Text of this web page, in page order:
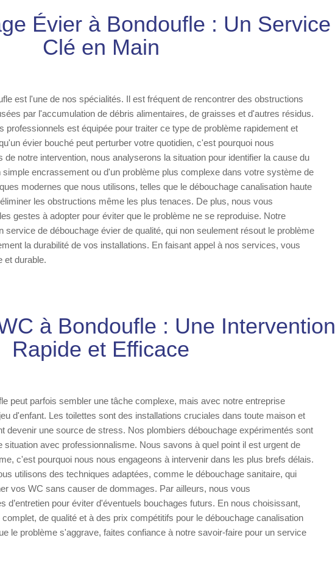
Évier à Bondoufle : Un Service
Clé en Main
est l'une de nos spécialités. Il est fréquent de rencontrer des obstructions
par l'accumulation de débris alimentaires, de graisses et d'autres résidus.
professionnels est équipée pour traiter ce type de problème rapidement et
évier bouché peut perturber votre quotidien, c'est pourquoi nous
de notre intervention, nous analyserons la situation pour identifier la cause du
encrassement ou d'un problème plus complexe dans votre système de
modernes que nous utilisons, telles que le débouchage canalisation haute
les obstructions même les plus tenaces. De plus, nous vous
gestes à adopter pour éviter que le problème ne se reproduise. Notre
service de débouchage évier de qualité, qui non seulement résout le problème
la durabilité de vos installations. En faisant appel à nos services, vous
et durable.
à Bondoufle : Une Intervention
Rapide et Efficace
peut parfois sembler une tâche complexe, mais avec notre entreprise
d'enfant. Les toilettes sont des installations cruciales dans toute maison et
devenir une source de stress. Nos plombiers débouchage expérimentés sont
situation avec professionnalisme. Nous savons à quel point il est urgent de
c'est pourquoi nous nous engageons à intervenir dans les plus brefs délais.
utilisons des techniques adaptées, comme le débouchage sanitaire, qui
vos WC sans causer de dommages. Par ailleurs, nous vous
d’entretien pour éviter d'éventuels bouchages futurs. En nous choisissant,
de qualité et à des prix compétitifs pour le débouchage canalisation
le problème s'aggrave, faites confiance à notre savoir-faire pour un service